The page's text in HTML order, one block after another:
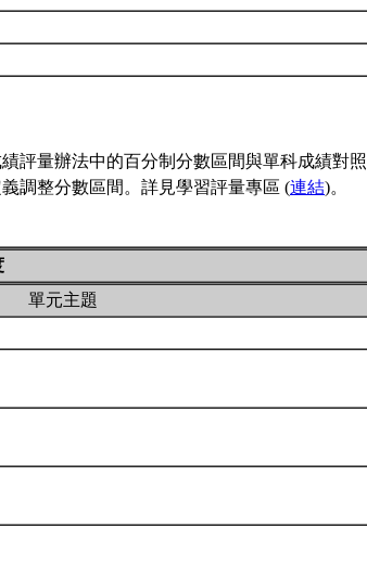
評量辦法中的百分制分數區間與單科成績對照
調整分數區間。詳見學習評量專區 (連結)。
單元主題